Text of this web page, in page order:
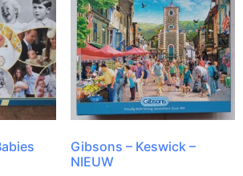
Gibsons – Keswick –
NIEUW